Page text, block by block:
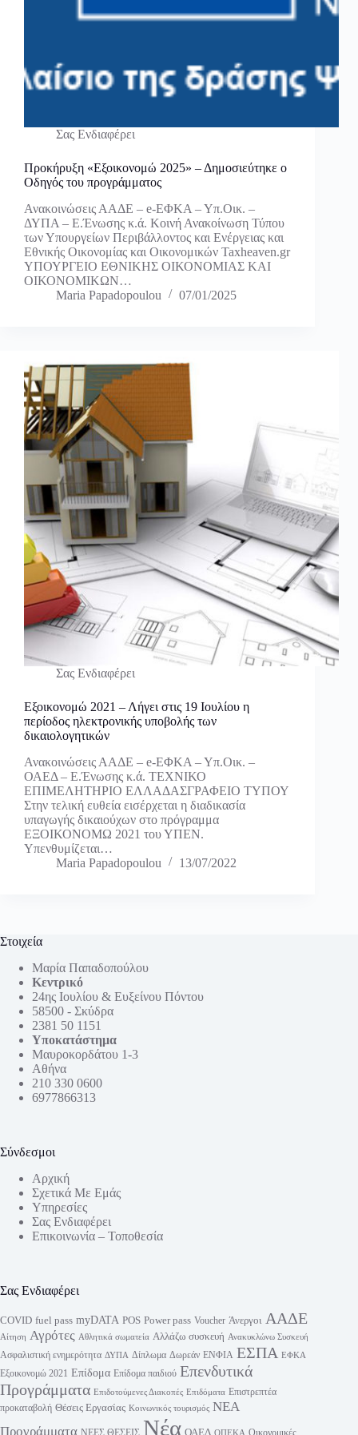
Σας Ενδιαφέρει
Προκήρυξη «Εξοικονομώ 2025» – Δημοσιεύτηκε ο
Οδηγός του προγράμματος
Ανακοινώσεις ΑΑΔΕ – e-ΕΦΚΑ – Υπ.Οικ. –
ΔΥΠΑ – Ε.Ένωσης κ.ά. Κοινή Ανακοίνωση Τύπου
των Υπουργείων Περιβάλλοντος και Ενέργειας και
Εθνικής Οικονομίας και Οικονομικών Taxheaven.gr
ΥΠΟΥΡΓΕΙΟ ΕΘΝΙΚΗΣ ΟΙΚΟΝΟΜΙΑΣ ΚΑΙ
ΟΙΚΟΝΟΜΙΚΩΝ…
Maria Papadopoulou
07/01/2025
Σας Ενδιαφέρει
Εξοικονομώ 2021 – Λήγει στις 19 Ιουλίου η
περίοδος ηλεκτρονικής υποβολής των
δικαιολογητικών
Ανακοινώσεις ΑΑΔΕ – e-ΕΦΚΑ – Υπ.Οικ. –
ΟΑΕΔ – Ε.Ένωσης κ.ά. ΤΕΧΝΙΚΟ
ΕΠΙΜΕΛΗΤΗΡΙΟ ΕΛΛΑΔΑΣΓΡΑΦΕΙΟ ΤΥΠΟΥ
Στην τελική ευθεία εισέρχεται η διαδικασία
υπαγωγής δικαιούχων στο πρόγραμμα
ΕΞΟΙΚΟΝΟΜΩ 2021 του ΥΠΕΝ.
Υπενθυμίζεται…
Maria Papadopoulou
13/07/2022
Στοιχεία
Μαρία Παπαδοπούλου
Κεντρικό
24ης Ιουλίου & Ευξείνου Πόντου
58500 - Σκύδρα
2381 50 1151
Υποκατάστημα
Μαυροκορδάτου 1-3
Αθήνα
210 330 0600
6977866313
Σύνδεσμοι
Αρχική
Σχετικά Με Εμάς
Υπηρεσίες
Σας Ενδιαφέρει
Επικοινωνία – Τοποθεσία
Σας Ενδιαφέρει
COVID fuel pass myDATA POS Power pass Voucher Άνεργοι ΑΑΔΕ
Αίτηση Αγρότες Αθλητικά σωματεία Αλλάζω συσκευή Ανακυκλώνω Συσκευή
Ασφαλιστική ενημερότητα ΔΥΠΑ Δίπλωμα Δωρεάν ΕΝΦΙΑ ΕΣΠΑ ΕΦΚΑ
Εξοικονομώ 2021 Επίδομα Επίδομα παιδιού Επενδυτικά
Προγράμματα Επιδοτούμενες Διακοπές Επιδόματα Επιστρεπτέα
προκαταβολή Θέσεις Εργασίας Κοινωνικός τουρισμός ΝΕΑ
Προγράμματα
Νέα